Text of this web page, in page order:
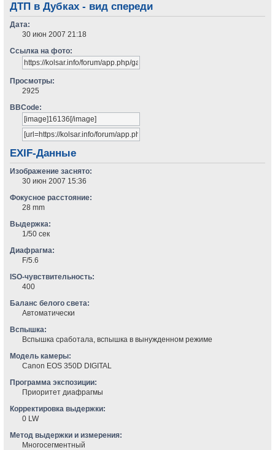
ДТП в Дубках - вид спереди
Дата:
30 июн 2007 21:18
Ссылка на фото:
Просмотры:
2925
BBCode:
EXIF-Данные
Изображение заснято:
30 июн 2007 15:36
Фокусное расстояние:
28 mm
Выдержка:
1/50 сек
Диафрагма:
F/5.6
ISO-чувствительность:
400
Баланс белого света:
Автоматически
Вспышка:
Вспышка сработала, вспышка в вынужденном режиме
Модель камеры:
Canon EOS 350D DIGITAL
Программа экспозиции:
Приоритет диафрагмы
Корректировка выдержки:
0 LW
Метод выдержки и измерения:
Многосегментный